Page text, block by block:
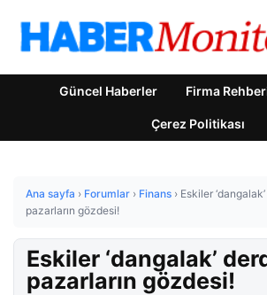
Güncel Haberler Firma
Çerez Politikası
Ana sayfa › Forumlar › Finans › Eskiler
pazarların gözdesi!
Eskiler ‘dangalak’
pazarların gözdesi!